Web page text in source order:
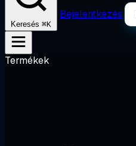
Keresés ⌘K
Bejelentkezés
Termékek